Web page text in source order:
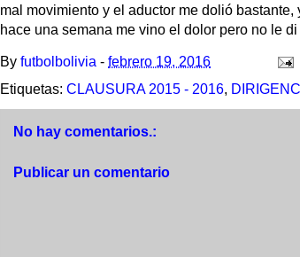
mal movimiento y el aductor me dolió
hace una semana me vino el dolor pero no le
By futbolbolivia - febrero 19, 2016
Etiquetas: CLAUSURA 2015 - 2016,
No hay comentarios.:
Publicar un comentario